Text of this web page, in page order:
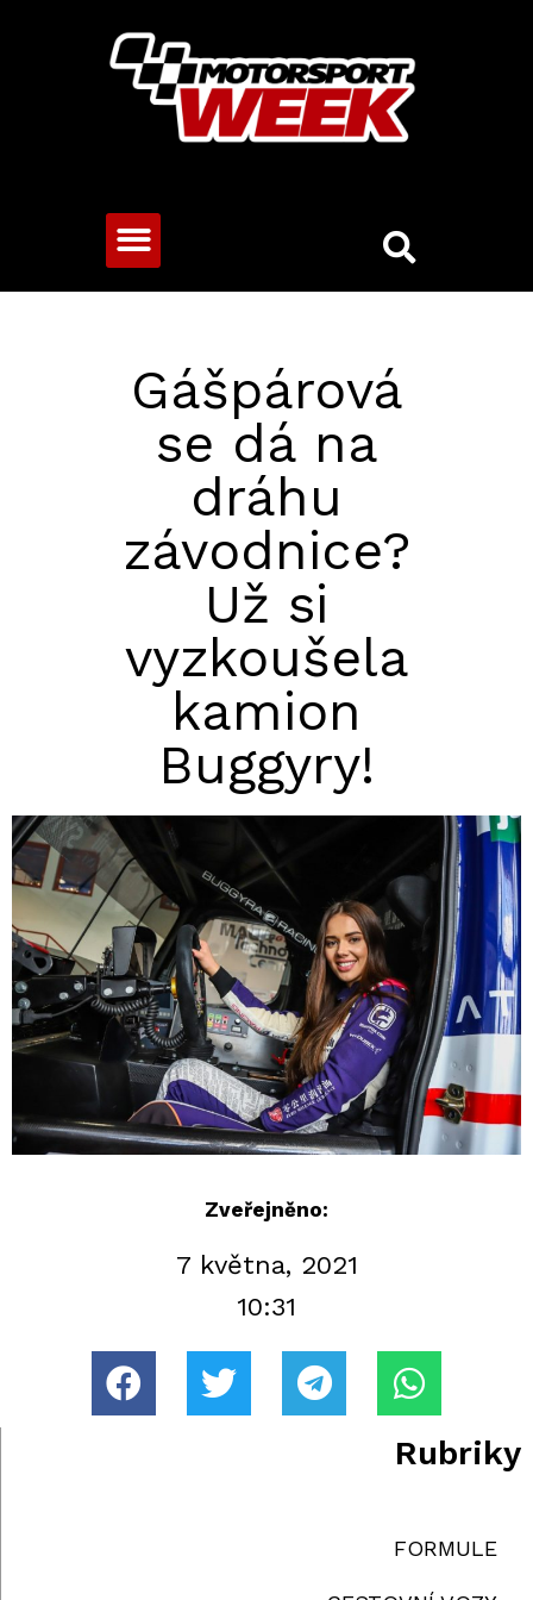
Gášpárová
se dá na
dráhu
závodnice?
Už si
vyzkoušela
kamion
Buggyry!
Zveřejněno:
7 května, 2021
10:31
Rubriky
FORMULE